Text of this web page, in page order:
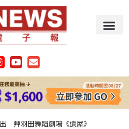
艸羽田舞蹈劇場《遺屋》